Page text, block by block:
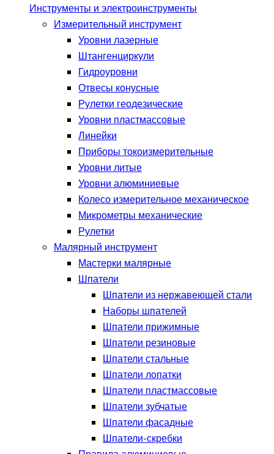
Инструменты и электроинструменты
Измерительный инструмент
Уровни лазерные
Штангенциркули
Гидроуровни
Отвесы конусные
Рулетки геодезические
Уровни пластмассовые
Линейки
Приборы токоизмерительные
Уровни литые
Уровни алюминиевые
Колесо измерительное механическое
Микрометры механические
Рулетки
Малярный инструмент
Мастерки малярные
Шпатели
Шпатели из нержавеющей стали
Наборы шпателей
Шпатели прижимные
Шпатели резиновые
Шпатели стальные
Шпатели лопатки
Шпатели пластмассовые
Шпатели зубчатые
Шпатели фасадные
Шпатели-скребки